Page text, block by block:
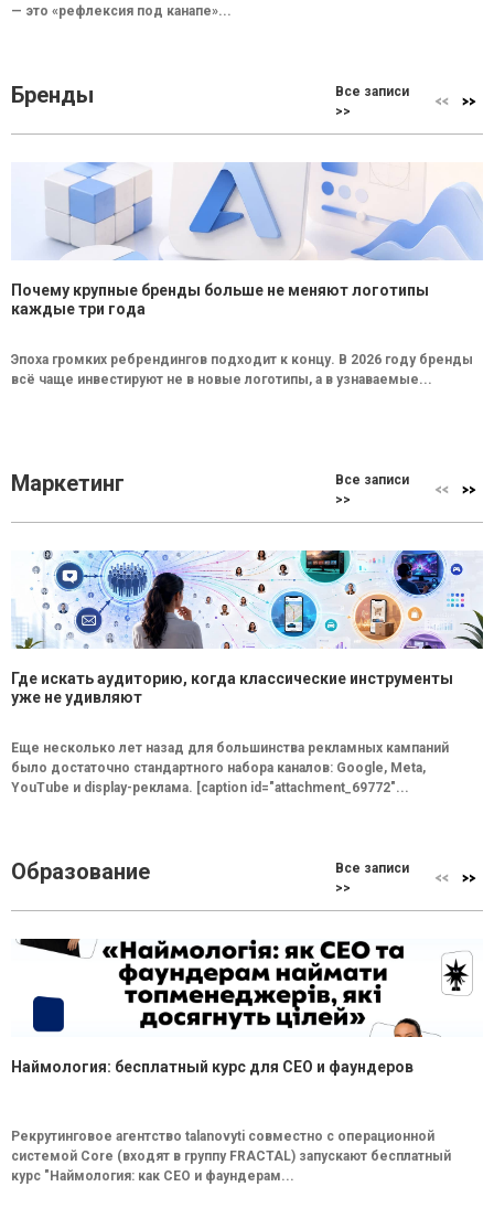
— это «рефлексия под канапе»...
Бренды
Все записи
>>
Почему крупные бренды больше не меняют логотипы
каждые три года
Эпоха громких ребрендингов подходит к концу. В 2026 году бренды
всё чаще инвестируют не в новые логотипы, а в узнаваемые...
Маркетинг
Все записи
>>
Где искать аудиторию, когда классические инструменты
уже не удивляют
Еще несколько лет назад для большинства рекламных кампаний
было достаточно стандартного набора каналов: Google, Meta,
YouTube и display-реклама. [caption id="attachment_69772"...
Образование
Все записи
>>
Наймология: бесплатный курс для CEO и фаундеров
Рекрутинговое агентство talanovyti совместно с операционной
системой Core (входят в группу FRACTAL) запускают бесплатный
курс "Наймология: как СEO и фаундерам...